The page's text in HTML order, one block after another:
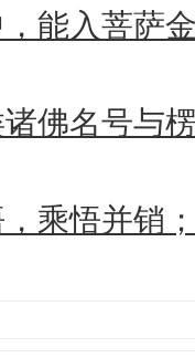
能入菩萨
佛名号与
乘悟并销